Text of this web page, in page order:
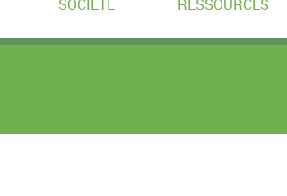
SOCIÉTÉ RESSOURCES